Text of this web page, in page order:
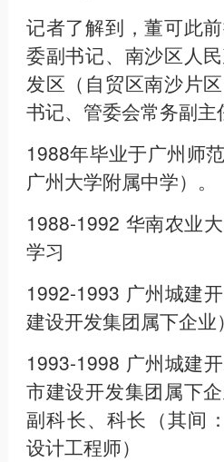
记者了解到，董可此
委副书记、南沙区人
发区（自贸区南沙片
书记、管委会常务副主
1988年毕业于广州师
广州大学附属中学）。
1988-1992 华南农业
学习
1992-1993 广州城建
建设开发集团属下企
1993-1998 广州城建
市建设开发集团属下
副科长、科长（其间
设计工程师）